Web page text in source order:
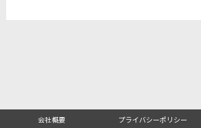
会社概要 プライバシーポリシー